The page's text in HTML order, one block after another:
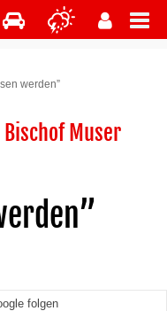
werden”
Muser
folgen